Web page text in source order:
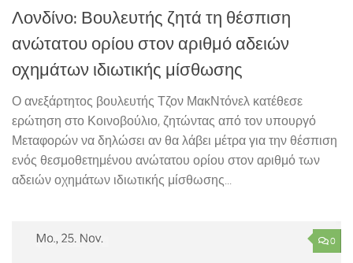
Λονδίνο: Βουλευτής ζητά τη θέσπιση
ανώτατου ορίου στον αριθμό αδειών
οχημάτων ιδιωτικής μίσθωσης
Ο ανεξάρτητος βουλευτής Τζον ΜακΝτόνελ κατέθεσε
ερώτηση στο Κοινοβούλιο, ζητώντας από τον υπουργό
Μεταφορών να δηλώσει αν θα λάβει μέτρα για την θέσπιση
ενός θεσμοθετημένου ανώτατου ορίου στον αριθμό των
αδειών οχημάτων ιδιωτικής μίσθωσης...
0